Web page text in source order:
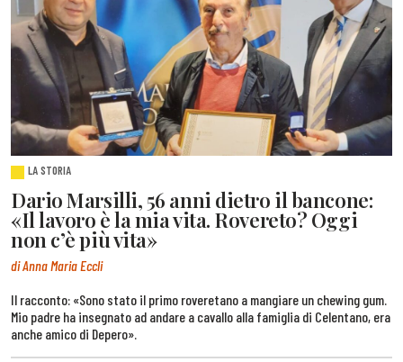
LA STORIA
Dario Marsilli, 56 anni dietro il bancone:
«Il lavoro è la mia vita. Rovereto? Oggi
non c’è più vita»
di Anna Maria Eccli
Il racconto: «Sono stato il primo roveretano a mangiare un chewing gum.
Mio padre ha insegnato ad andare a cavallo alla famiglia di Celentano, era
anche amico di Depero».